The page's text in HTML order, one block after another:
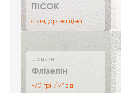
ПІСОК
стандартна ціна
Гладкий
Флізелін
-70 грн/м² від